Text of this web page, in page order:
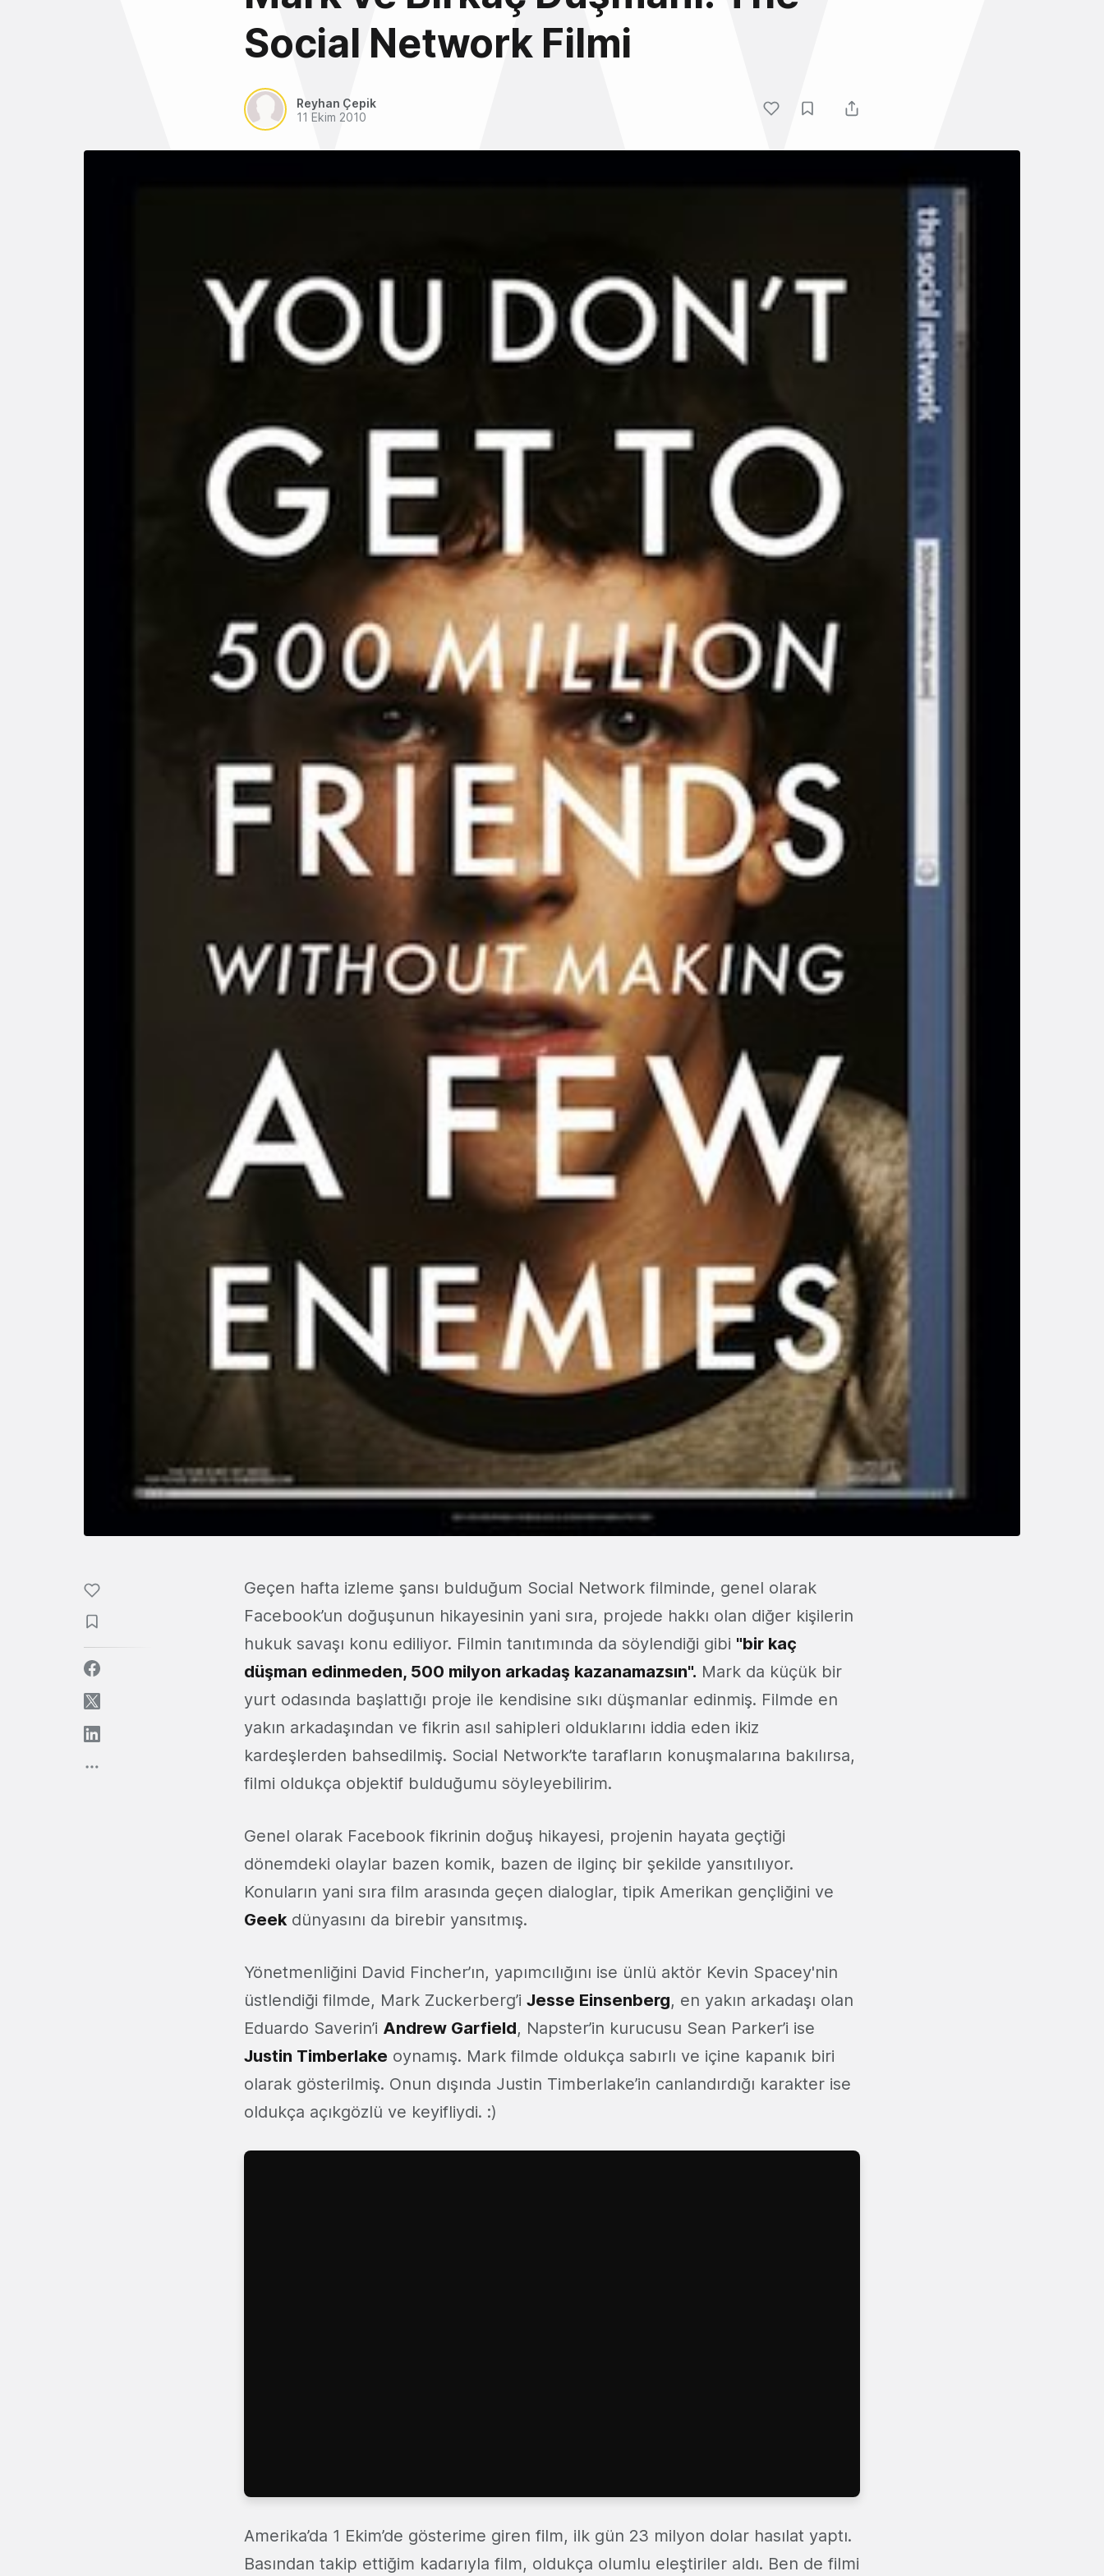
Social Network Filmi
Reyhan Çepik
11 Ekim 2010
Geçen hafta izleme şansı bulduğum Social Network filminde, genel olarak
Facebook’un doğuşunun hikayesinin yani sıra, projede hakkı olan diğer kişilerin
hukuk savaşı konu ediliyor. Filmin tanıtımında da söylendiği gibi "bir kaç
düşman edinmeden, 500 milyon arkadaş kazanamazsın". Mark da küçük bir
yurt odasında başlattığı proje ile kendisine sıkı düşmanlar edinmiş. Filmde en
yakın arkadaşından ve fikrin asıl sahipleri olduklarını iddia eden ikiz
kardeşlerden bahsedilmiş. Social Network’te tarafların konuşmalarına bakılırsa,
filmi oldukça objektif bulduğumu söyleyebilirim.
Genel olarak Facebook fikrinin doğuş hikayesi, projenin hayata geçtiği
dönemdeki olaylar bazen komik, bazen de ilginç bir şekilde yansıtılıyor.
Konuların yani sıra film arasında geçen dialoglar, tipik Amerikan gençliğini ve
Geekdünyasını da birebir yansıtmış.
Yönetmenliğini David Fincher’ın, yapımcılığını ise ünlü aktör Kevin Spacey'nin
üstlendiği filmde, Mark Zuckerberg’i Jesse Einsenberg, en yakın arkadaşı olan
Eduardo Saverin’i Andrew Garfield, Napster’in kurucusu Sean Parker’i ise
Justin Timberlake oynamış. Mark filmde oldukça sabırlı ve içine kapanık biri
olarak gösterilmiş. Onun dışında Justin Timberlake’in canlandırdığı karakter ise
oldukça açıkgözlü ve keyifliydi. :)
Amerika’da 1 Ekim’de gösterime giren film, ilk gün 23 milyon dolar hasılat yaptı.
Basından takip ettiğim kadarıyla film, oldukça olumlu eleştiriler aldı. Ben de filmi